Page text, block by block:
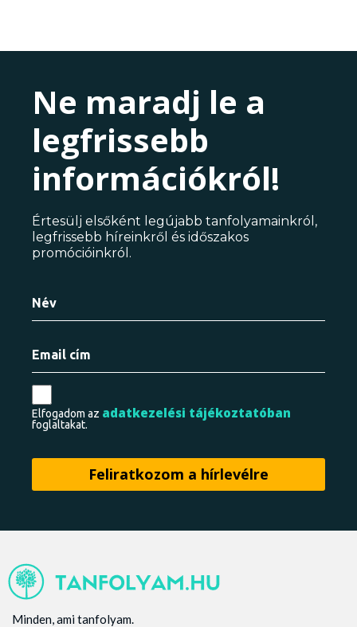
Ne maradj le a
legfrissebb
információkról!
Értesülj elsőként legújabb tanfolyamainkról,
legfrissebb híreinkről és időszakos
promócióinkról.
Elfogadom az adatkezelési tájékoztatóban
foglaltakat.
Minden, ami tanfolyam.